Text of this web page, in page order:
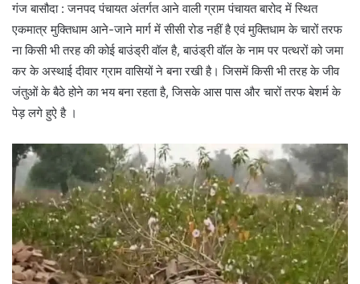
गंज बासौदा : जनपद पंचायत अंतर्गत आने वाली ग्राम पंचायत बारोद में स्थित
एकमात्र मुक्तिधाम आने-जाने मार्ग में सीसी रोड नहीं है एवं मुक्तिधाम के चारों तरफ
ना किसी भी तरह की कोई बाउंड्री वॉल है, बाउंड्री वॉल के नाम पर पत्थरों को जमा
कर के अस्थाई दीवार ग्राम वासियों ने बना रखी है। जिसमें किसी भी तरह के जीव
जंतुओं के बैठे होने का भय बना रहता है, जिसके आस पास और चारों तरफ बेशर्म के
पेड़ लगे हुऐ है ।